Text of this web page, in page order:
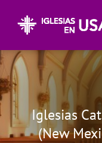
Iglesias
(New